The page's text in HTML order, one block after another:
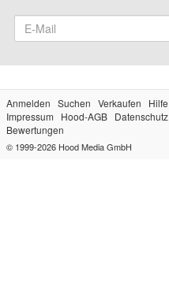
Anmelden Suchen Verkaufen
Hilfe
Impressum
Hood-AGB Datenschutz
Bewertungen
© 1999-2026 Hood Media GmbH